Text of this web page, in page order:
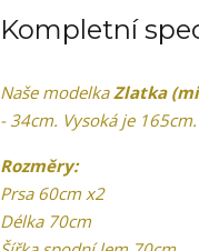
Kompletní
Naše modelkaZlatka
- 34cm. Vysoká je 165cm.
Rozměry:
Prsa 60cm x2
Délka 70cm